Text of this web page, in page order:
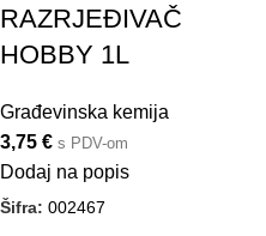
RAZRJEĐIVAČ
HOBBY 1L
Građevinska kemija
3,75 € s PDV-om
Dodaj na popis
Šifra: 002467